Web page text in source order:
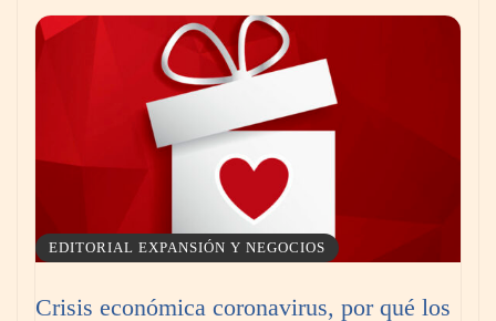
Livingreen B2B amplía su catálogo de pisos
deportivos para gimnasios en México
EDITORIAL EXPANSIÓN Y NEGOCIOS
Crisis económica coronavirus, por qué los